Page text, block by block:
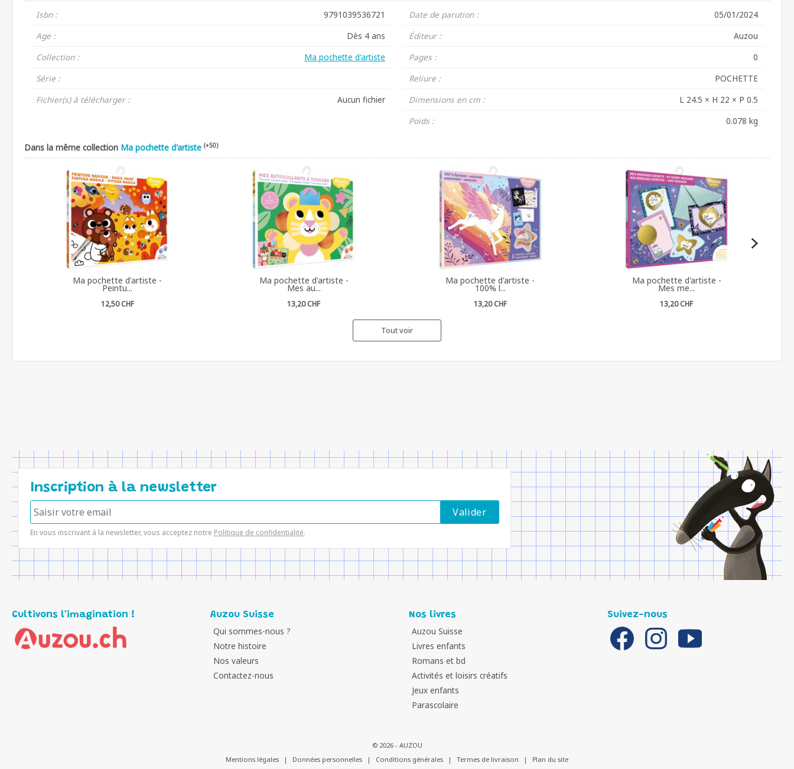
Isbn :
9791039536721
Age :
Dès 4 ans
Collection :
Ma pochette d'artiste
Série :
Fichier(s) à télécharger :
Aucun fichier
Date de parution :
05/01/2024
Éditeur :
Auzou
Pages :
0
Reliure :
POCHETTE
Dimensions en cm :
L 24.5 × H 22 × P 0.5
Poids :
0.078 kg
Dans la même collection Ma pochette d'artiste (+50)
Ma pochette d'artiste -
Peintu...
12,50 CHF
Ma pochette d'artiste -
Mes au...
13,20 CHF
Ma pochette d'artiste -
100% l...
13,20 CHF
Ma pochette d'artiste -
Mes me...
13,20 CHF
Tout voir
Inscription à la newsletter
En vous inscrivant à la newsletter, vous acceptez notre Politique de confidentialité.
Cultivons l'imagination ! Auzou Suisse
Qui sommes-nous ?
Notre histoire
Nos valeurs
Contactez-nous
Nos livres
Auzou Suisse
Livres enfants
Romans et bd
Activités et loisirs créatifs
Jeux enfants
Parascolaire
Suivez-nous
© 2026 - AUZOU
Mentions légales
| Données personnelles | Conditions générales | Termes de livraison | Plan du site